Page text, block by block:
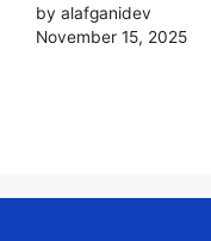
by alafganidev
November 15, 2025